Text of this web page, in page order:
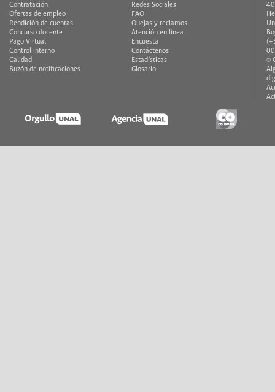
Contratación
Ofertas de empleo
Rendición de cuentas
Concurso docente
Pago Virtual
Control interno
Calidad
Buzón de notificaciones
Redes Sociales
FAQ
Quejas y reclamos
Atención en línea
Encuesta
Contáctenos
Estadísticas
Glosario
©